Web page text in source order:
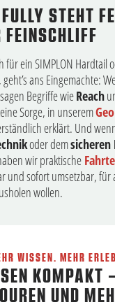
STEHT
FEINSCHLIFF
ein SIMPLON Hardtail
ans Eingemachte:
Begriffe wieReach
Sorge, in unserem
erklärt. Und
oder demsicheren
wir praktische
und sofort umsetzbar,
wollen.
WISSEN. MEHR
KOMPAKT
UND